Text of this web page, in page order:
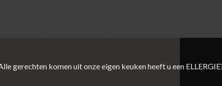
gerechten komen uit onze eigen keuken heeft u een